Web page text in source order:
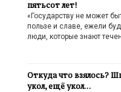
пятьсот лет!
«Государству не может
пользе и славе, ежели
люди, которые знают
Откуда что взялось?
укол, ещё укол…